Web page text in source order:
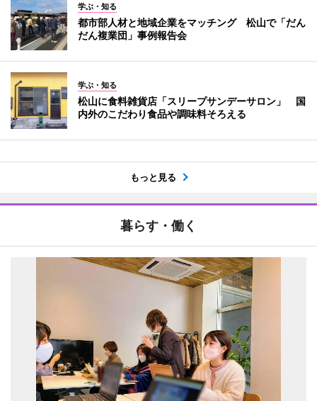
学ぶ・知る
都市部人材と地域企業をマッチング 松山で「だん
だん複業団」事例報告会
学ぶ・知る
松山に食料雑貨店「スリープサンデーサロン」 国
内外のこだわり食品や調味料そろえる
もっと見る
暮らす・働く